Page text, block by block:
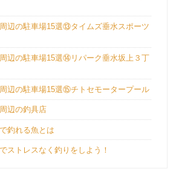
辺の駐車場15選⑬タイムズ垂水スポーツ
辺の駐車場15選⑭リパーク垂水坂上３丁
辺の駐車場15選⑮チトセモータープール
辺の釣具店
釣れる魚とは
ストレスなく釣りをしよう！